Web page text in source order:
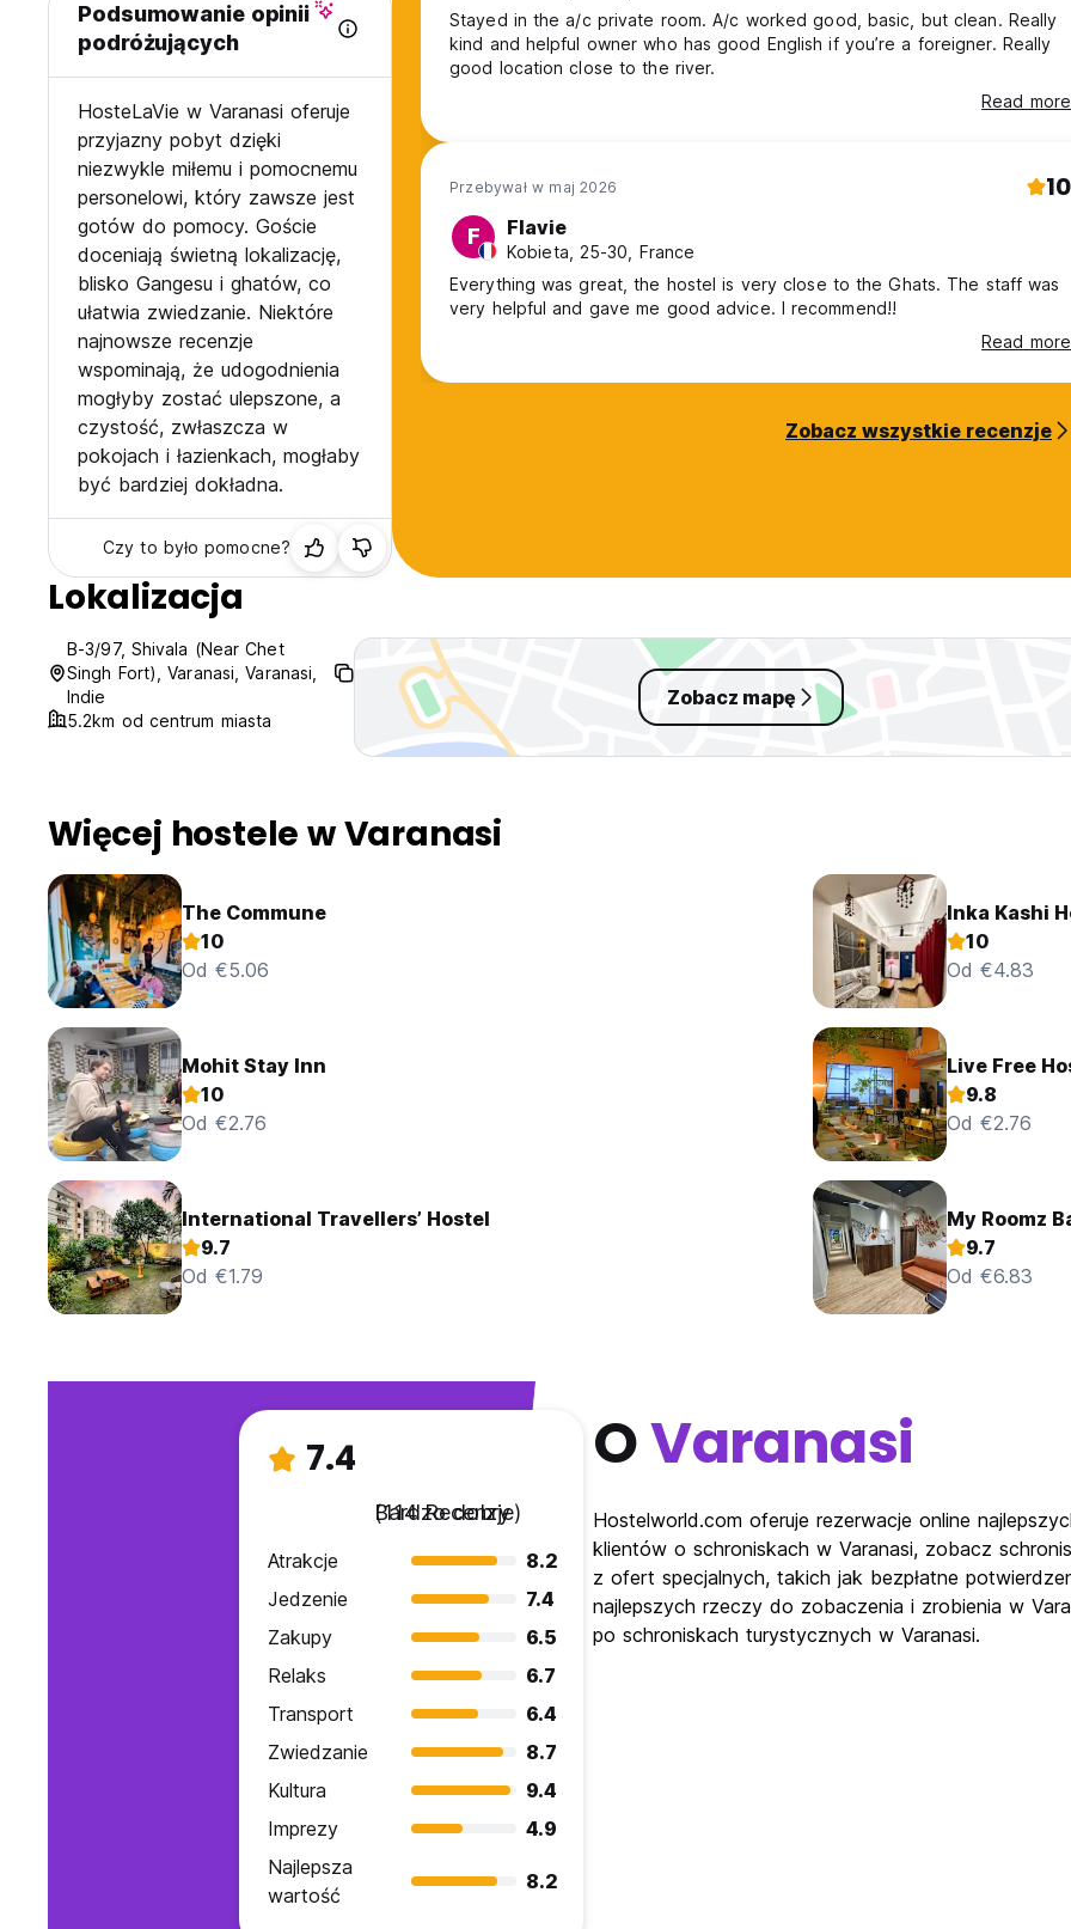
Podsumowanie opinii
podróżujących
HosteLaVie w Varanasi oferuje
przyjazny pobyt dzięki
niezwykle miłemu i pomocnemu
personelowi, który zawsze jest
gotów do pomocy. Goście
doceniają świetną lokalizację,
blisko Gangesu i ghatów, co
ułatwia zwiedzanie. Niektóre
najnowsze recenzje
wspominają, że udogodnienia
mogłyby zostać ulepszone, a
czystość, zwłaszcza w
pokojach i łazienkach, mogłaby
być bardziej dokładna.
Czy to było pomocne?
Stayed in the a/c private room. A/c worked good, basic, but clean. Really
kind and helpful owner who has good English if you’re a foreigner. Really
good location close to the river.
Read more
Przebywał w maj 2026 10
F Flavie
Kobieta, 25-30, France
Everything was great, the hostel is very close to the Ghats. The staff was
very helpful and gave me good advice. I recommend!!
Read more
Zobacz wszystkie recenzje
Lokalizacja
B-3/97, Shivala (Near Chet
Singh Fort), Varanasi, Varanasi,
Indie
5.2km od centrum miasta
Zobacz mapę
Więcej hostele w Varanasi
The Commune
10
Od €5.06
Inka Kashi
10
Od €4.83
Mohit Stay Inn
10
Od €2.76
Live Free
9.8
Od €2.76
International Travellers’ Hostel
9.7
Od €1.79
My Roomz
9.7
Od €6.83
7.4
Bardzo dobry
(114 Recenzje)
Atrakcje
8.2
Jedzenie
7.4
Zakupy
6.5
Relaks
6.7
Transport
6.4
Zwiedzanie
8.7
Kultura
9.4
Imprezy
4.9
Najlepsza
wartość
8.2
OVaranasi
Hostelworld.com oferuje rezerwacje online
klientów o schroniskach w Varanasi, zobacz
z ofert specjalnych, takich jak bezpłatne
najlepszych rzeczy do zobaczenia i zrobienia w
po schroniskach turystycznych w Varanasi.